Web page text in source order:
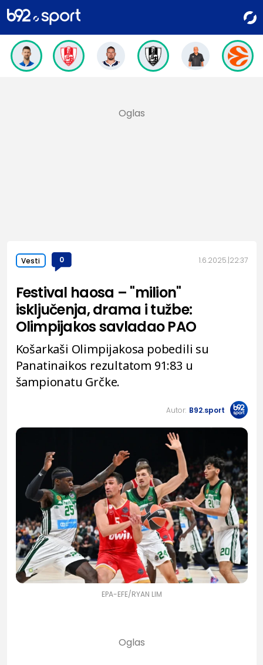
Vesti 0 1.6.2025. 22:37
Festival haosa – "milion"
isključenja, drama i tužbe:
Olimpijakos savladao PAO
Košarkaši Olimpijakosa pobedili su
Panatinaikos rezultatom 91:83 u
šampionatu Grčke.
Autor: B92.sport
EPA-EFE/RYAN LIM